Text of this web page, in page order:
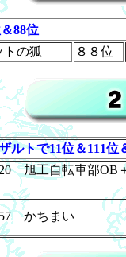
88位
の狐 ８８位
ルトで11位＆111位
旭工自転車部OB
かちまい